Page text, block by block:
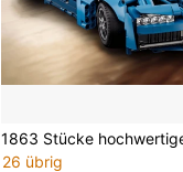
26 übrig